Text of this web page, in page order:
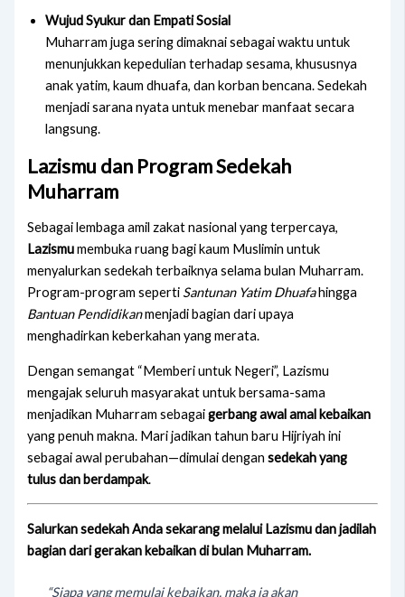
Wujud Syukur dan Empati Sosial
Muharram juga sering dimaknai sebagai waktu untuk
menunjukkan kepedulian terhadap sesama, khususnya
anak yatim, kaum dhuafa, dan korban bencana. Sedekah
menjadi sarana nyata untuk menebar manfaat secara
langsung.
Lazismu dan Program Sedekah
Muharram
Sebagai lembaga amil zakat nasional yang terpercaya,
Lazismumembuka ruang bagi kaum Muslimin untuk
menyalurkan sedekah terbaiknya selama bulan Muharram.
Program-program seperti Santunan Yatim Dhuafahingga
Bantuan Pendidikanmenjadi bagian dari upaya
menghadirkan keberkahan yang merata.
Dengan semangat “Memberi untuk Negeri”, Lazismu
mengajak seluruh masyarakat untuk bersama-sama
menjadikan Muharram sebagaigerbang awal amal kebaikan
yang penuh makna. Mari jadikan tahun baru Hijriyah ini
sebagai awal perubahan—dimulai dengansedekah yang
tulus dan berdampak.
Salurkan sedekah Anda sekarang melalui Lazismu dan jadilah
bagian dari gerakan kebaikan di bulan Muharram.
“Siapa yang memulai kebaikan, maka ia akan